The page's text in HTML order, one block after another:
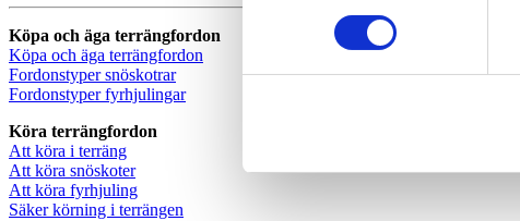
Köpa och äga terrängfordon
Köpa och äga terrängfordon
Fordonstyper snöskotrar
Fordonstyper fyrhjulingar
Köra terrängfordon
Att köra i terräng
Att köra snöskoter
Att köra fyrhjuling
Säker körning i terrängen